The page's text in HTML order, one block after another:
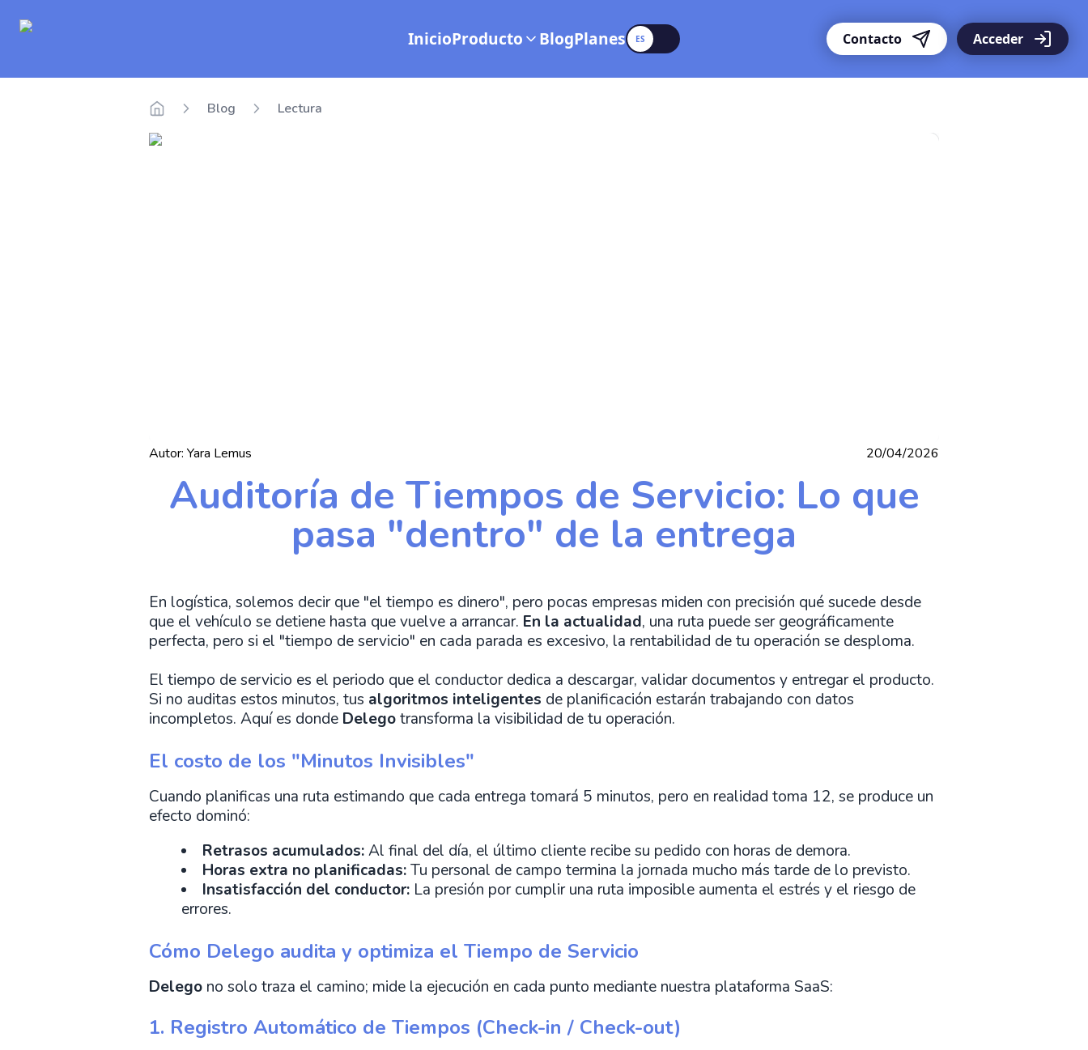
Delego InicioProducto BlogPlanes Language Contacto Acceder
Blog Lectura
Autor: Yara Lemus 20/04/2026
Auditoría de Tiempos de Servicio: Lo que
pasa "dentro" de la entrega
En logística, solemos decir que "el tiempo es dinero", pero pocas empresas miden con precisión qué sucede desde
que el vehículo se detiene hasta que vuelve a arrancar. En la actualidad, una ruta puede ser geográficamente
perfecta, pero si el "tiempo de servicio" en cada parada es excesivo, la rentabilidad de tu operación se desploma.
El tiempo de servicio es el periodo que el conductor dedica a descargar, validar documentos y entregar el producto.
Si no auditas estos minutos, tus algoritmos inteligentes de planificación estarán trabajando con datos
incompletos. Aquí es donde Delegotransforma la visibilidad de tu operación.
El costo de los "Minutos Invisibles"
Cuando planificas una ruta estimando que cada entrega tomará 5 minutos, pero en realidad toma 12, se produce un
efecto dominó:
Retrasos acumulados:Al final del día, el último cliente recibe su pedido con horas de demora.
Horas extra no planificadas:Tu personal de campo termina la jornada mucho más tarde de lo previsto.
Insatisfacción del conductor: La presión por cumplir una ruta imposible aumenta el estrés y el riesgo de
errores.
Cómo Delego audita y optimiza el Tiempo de Servicio
Delego no solo traza el camino; mide la ejecución en cada punto mediante nuestra plataforma SaaS:
1. Registro Automático de Tiempos (Check-in / Check-out)